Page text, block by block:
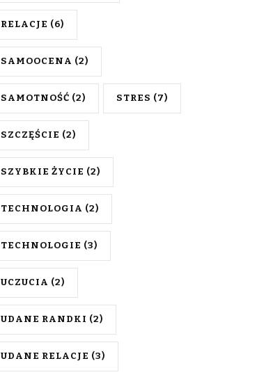
RELACJE (6)
SAMOOCENA (2)
SAMOTNOŚĆ (2) STRES (7)
SZCZĘŚCIE (2)
SZYBKIE ŻYCIE (2)
TECHNOLOGIA (2)
TECHNOLOGIE (3)
UCZUCIA (2)
UDANE RANDKI (2)
UDANE RELACJE (3)